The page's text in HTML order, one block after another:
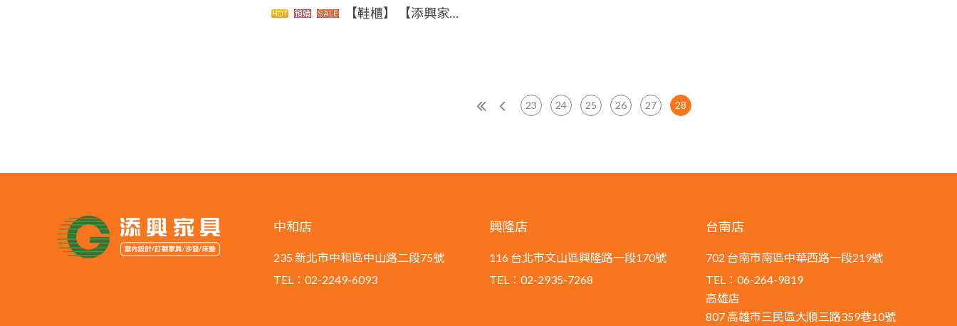
【鞋櫃】 【添興家具】 CJQ111-09 夏綠蒂 簡約時尚 鞋櫃 大台北地區滿5千免運
23 24 25 26 27 28
中和店
235 新北市中和區中山路二段75號
TEL：02-2249-6093
興隆店
116 台北市文山區興隆路一段170號
TEL：02-2935-7268
台南店
702 台南市南區中華西路一段219號
TEL：06-264-9819
高雄店
807 高雄市三民區大順三路359巷10號